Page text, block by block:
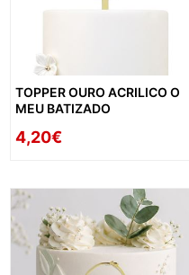
TOPPER OURO ACRILICO O
MEU BATIZADO
4,20€